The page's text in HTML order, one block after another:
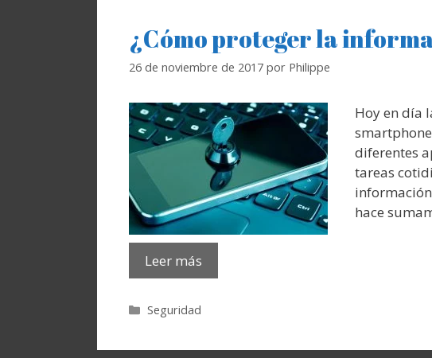
¿Cómo proteger la
26 de noviembre de 2017 por Philippe
Hoy en día
diferentes
tareas
hace
Leer más
Categorías
Seguridad